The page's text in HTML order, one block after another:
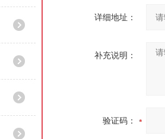
详细地址：
补充说明：
验证码：